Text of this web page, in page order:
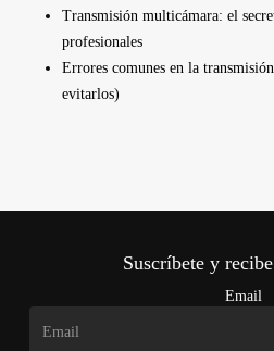
Transmisión multicámara: el
profesionales
Errores comunes en la
evitarlos)
Suscríbete y
Email